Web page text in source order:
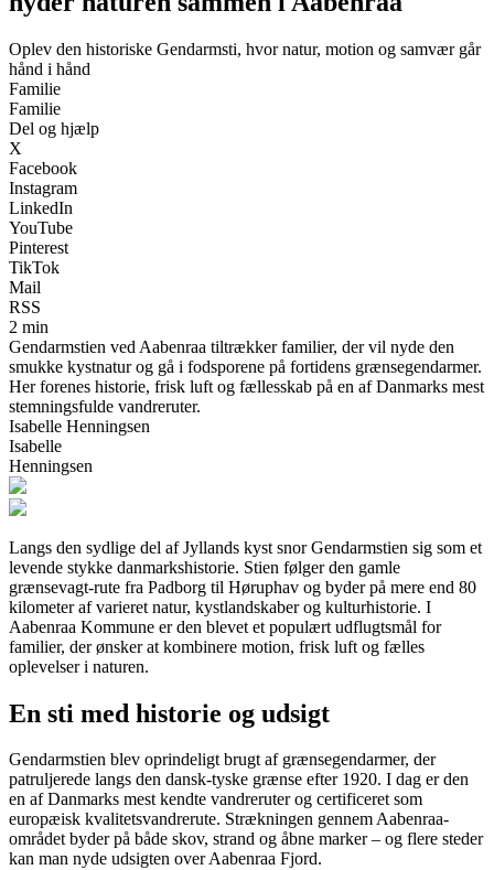
Oplev den historiske Gendarmsti, hvor natur, motion og samvær går
hånd i hånd
Familie
Familie
Del og hjælp
X
Facebook
Instagram
LinkedIn
YouTube
Pinterest
TikTok
Mail
RSS
2 min
Gendarmstien ved Aabenraa tiltrækker familier, der vil nyde den
smukke kystnatur og gå i fodsporene på fortidens grænsegendarmer.
Her forenes historie, frisk luft og fællesskab på en af Danmarks mest
stemningsfulde vandreruter.
Isabelle Henningsen
Isabelle
Henningsen
Langs den sydlige del af Jyllands kyst snor Gendarmstien sig som et
levende stykke danmarkshistorie. Stien følger den gamle
grænsevagt-rute fra Padborg til Høruphav og byder på mere end 80
kilometer af varieret natur, kystlandskaber og kulturhistorie. I
Aabenraa Kommune er den blevet et populært udflugtsmål for
familier, der ønsker at kombinere motion, frisk luft og fælles
oplevelser i naturen.
En sti med historie og udsigt
Gendarmstien blev oprindeligt brugt af grænsegendarmer, der
patruljerede langs den dansk-tyske grænse efter 1920. I dag er den
en af Danmarks mest kendte vandreruter og certificeret som
europæisk kvalitetsvandrerute. Strækningen gennem Aabenraa-
området byder på både skov, strand og åbne marker – og flere steder
kan man nyde udsigten over Aabenraa Fjord.